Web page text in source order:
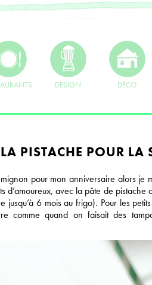
DESIGN DECO
PISTACHE POUR LA
pour mon anniversaire alors je
d’amoureux, avec la pâte de pistache
jusqu’à 6 mois au frigo). Pour les
comme quand on faisait des